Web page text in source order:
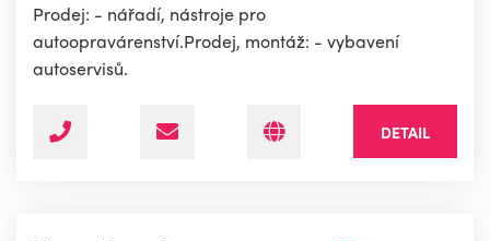
Prodej: - nářadí, nástroje pro
autoopravárenství.Prodej, montáž: - vybavení
autoservisů.
DETAIL